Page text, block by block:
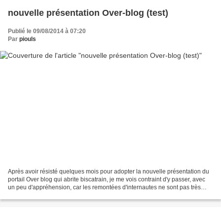
nouvelle présentation Over-blog (test)
Publié le 09/08/2014 à 07:20
Par piouls
Après avoir résisté quelques mois pour adopter la nouvelle présentation du
portail Over blog qui abrite biscatrain, je me vois contraint d'y passer, avec
un peu d'appréhension, car les remontées d'internautes ne sont pas très